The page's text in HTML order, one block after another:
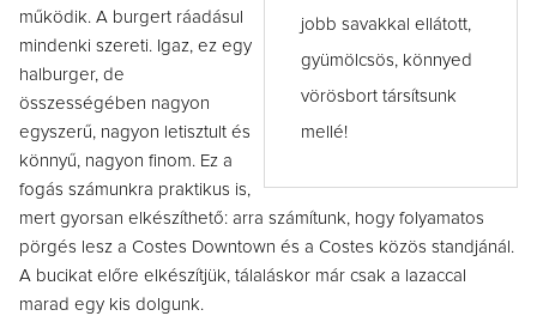
jobb savakkal ellátott,
gyümölcsös, könnyed
vörösbort társítsunk
mellé!
működik. A burgert ráadásul
mindenki szereti. Igaz, ez egy
halburger, de
összességében nagyon
egyszerű, nagyon letisztult és
könnyű, nagyon finom. Ez a
fogás számunkra praktikus is,
mert gyorsan elkészíthető: arra számítunk, hogy folyamatos
pörgés lesz a Costes Downtown és a Costes közös standjánál.
A bucikat előre elkészítjük, tálaláskor már csak a lazaccal
marad egy kis dolgunk.